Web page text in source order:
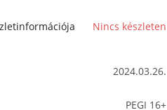
Nincs készleten
2024.03.26.
PEGI 16+